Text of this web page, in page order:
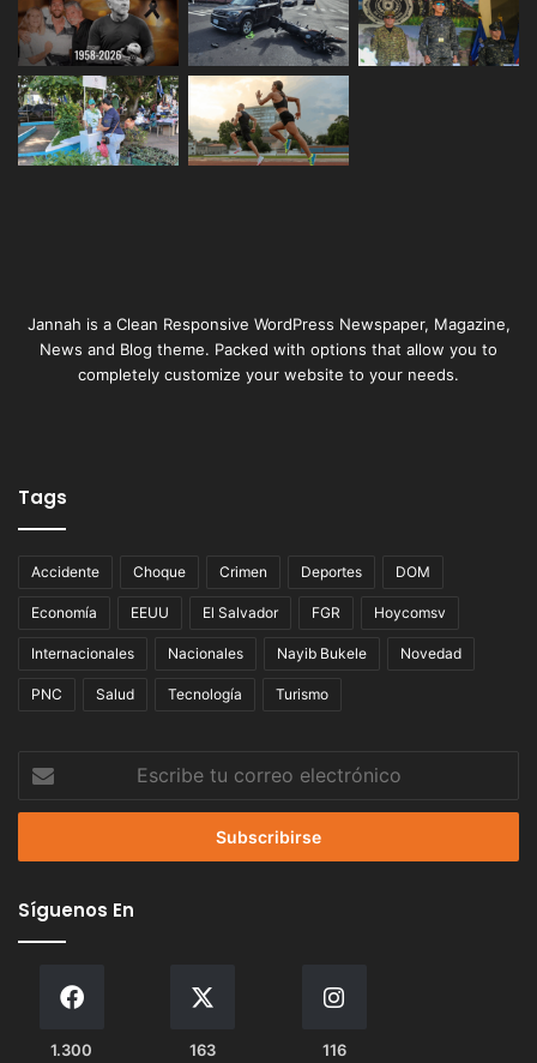
Jannah is a Clean Responsive WordPress Newspaper, Magazine,
News and Blog theme. Packed with options that allow you to
completely customize your website to your needs.
Tags
Accidente Choque Crimen Deportes DOM
Economía EEUU El Salvador FGR Hoycomsv
Internacionales Nacionales Nayib Bukele Novedad
PNC Salud Tecnología Turismo
tu
correo
Síguenos En
1.300 163 116